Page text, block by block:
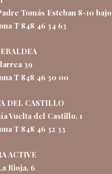
Tomás Esteban 8-10 bajo
T 848 46 34 63
39
T 848 46 30 00
DEL CASTILLO
Vuelta del Castillo, 1
T 848 46 32 33
ACTIVE
Rioja, 6